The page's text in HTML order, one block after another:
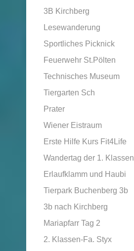
3B Kirchberg
Lesewanderung
Sportliches Picknick
Feuerwehr St.Pölten
Technisches Museum
Tiergarten Sch
Prater
Wiener Eistraum
Erste Hilfe Kurs Fit4Life
Wandertag der 1. Klassen
Erlaufklamm und Haubi
Tierpark Buchenberg 3b
3b nach Kirchberg
Mariapfarr Tag 2
2. Klassen-Fa. Styx